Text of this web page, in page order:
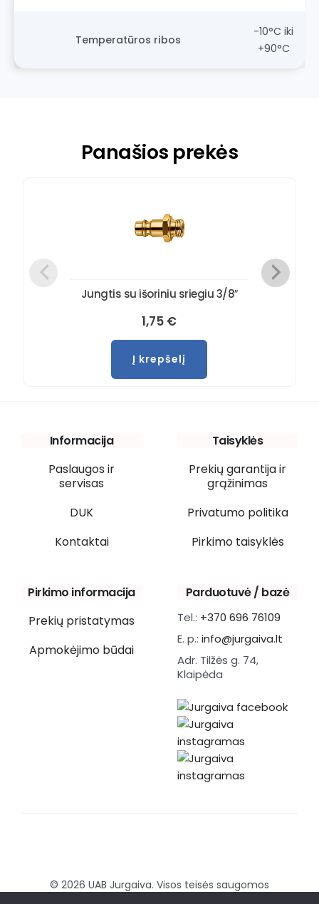
Temperatūros ribos
-10°C iki
+90°C
Panašios prekės
Jungtis su išoriniu sriegiu 3/8″
1,75 €
Į krepšelį
Informacija
Paslaugos ir
servisas
DUK
Kontaktai
Taisyklės
Prekių garantija ir
grąžinimas
Privatumo politika
Pirkimo taisyklės
Pirkimo informacija
Prekių pristatymas
Apmokėjimo būdai
Parduotuvė / bazė
Tel.: +370 696 76109
E. p.: info@jurgaiva.lt
Adr. Tilžės g. 74,
Klaipėda
© 2026 UAB Jurgaiva. Visos teisės saugomos